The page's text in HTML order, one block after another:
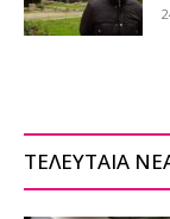
ΤΕΛΕΥΤΑΙΑ